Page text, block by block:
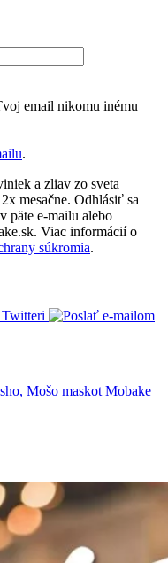
email nikomu inému
.
a zliav zo sveta
mesačne. Odhlásiť sa
päte e-mailu alebo
Viac informácií o
súkromia.